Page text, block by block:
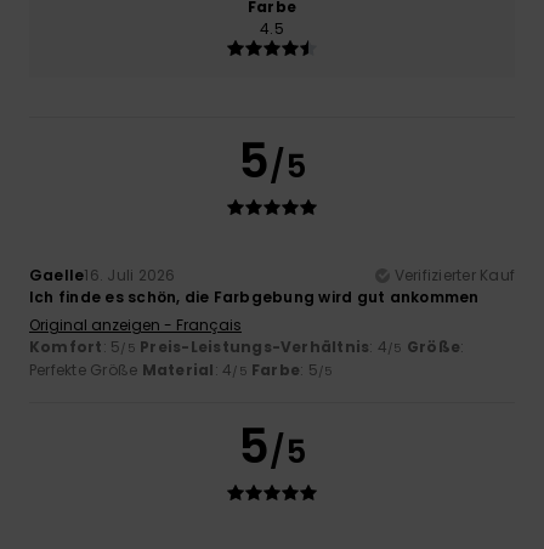
Farbe
4.5
5/5
Gaelle16. Juli 2026
Verifizierter Kauf
Ich finde es schön, die Farbgebung wird gut ankommen
Original anzeigen - Français
Komfort: 5/5 Preis-Leistungs-Verhältnis: 4/5 Größe:
Perfekte Größe Material: 4/5 Farbe: 5/5
5/5